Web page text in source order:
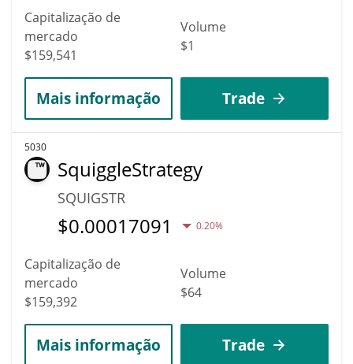
Capitalização de
mercado
$159,541
Volume
$1
Mais informação Trade
5030
SquiggleStrategy
SQUIGSTR
$0.00017091 0.20%
Capitalização de
mercado
$159,392
Volume
$64
Mais informação Trade